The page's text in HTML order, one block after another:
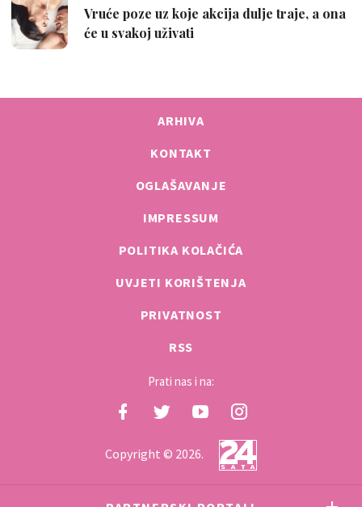
ARHIVA
KONTAKT
OGLAŠAVANJE
IMPRESSUM
POLITIKA KOLAČIĆA
UVJETI KORIŠTENJA
PRIVATNOST
RSS
Prati nas i na:
Copyright © 2026.